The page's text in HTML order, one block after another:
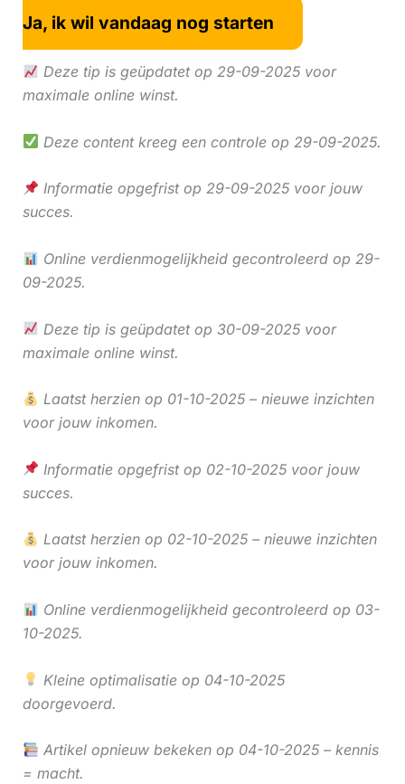
Ja, ik wil vandaag nog starten
Deze tip is geüpdatet op 29-09-2025 voor
maximale online winst.
Deze content kreeg een controle op 29-09-2025.
Informatie opgefrist op 29-09-2025 voor jouw
succes.
Online verdienmogelijkheid gecontroleerd op 29-
09-2025.
Deze tip is geüpdatet op 30-09-2025 voor
maximale online winst.
Laatst herzien op 01-10-2025 – nieuwe inzichten
voor jouw inkomen.
Informatie opgefrist op 02-10-2025 voor jouw
succes.
Laatst herzien op 02-10-2025 – nieuwe inzichten
voor jouw inkomen.
Online verdienmogelijkheid gecontroleerd op 03-
10-2025.
Kleine optimalisatie op 04-10-2025
doorgevoerd.
Artikel opnieuw bekeken op 04-10-2025 – kennis
= macht.